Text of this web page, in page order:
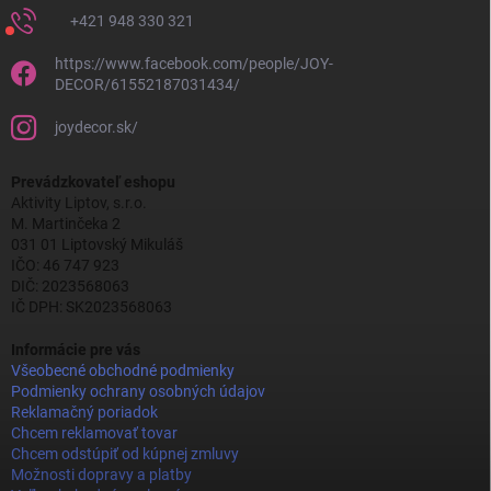
+421 948 330 321
https://www.facebook.com/people/JOY-
DECOR/61552187031434/
joydecor.sk/
Prevádzkovateľ eshopu
Aktivity Liptov, s.r.o.
M. Martinčeka 2
031 01 Liptovský Mikuláš
IČO: 46 747 923
DIČ: 2023568063
IČ DPH: SK2023568063
Informácie pre vás
Všeobecné obchodné podmienky
Podmienky ochrany osobných údajov
Reklamačný poriadok
Chcem reklamovať tovar
Chcem odstúpiť od kúpnej zmluvy
Možnosti dopravy a platby